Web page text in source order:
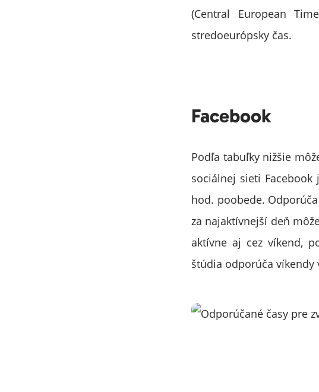
(Central European
stredoeurópsky čas.
Facebook
Podľa tabuľky nižšie
sociálnej sieti
hod. poobede.
za najaktívnejší deň
aktívne aj cez víkend,
štúdia odporúča víkendy